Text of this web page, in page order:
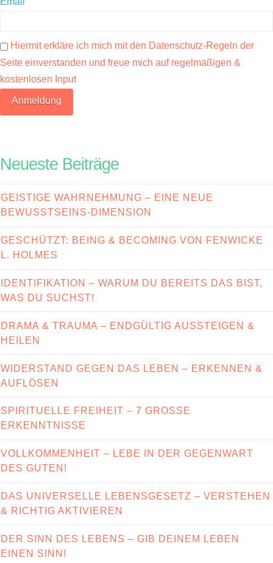
Hiermit erkläre ich mich mit den Datenschutz-Regeln der
Seite einverstanden und freue mich auf regelmäßigen &
kostenlosen Input
Neueste Beiträge
GEISTIGE WAHRNEHMUNG – EINE NEUE
BEWUSSTSEINS-DIMENSION
GESCHÜTZT: BEING & BECOMING VON FENWICKE
L. HOLMES
IDENTIFIKATION – WARUM DU BEREITS DAS BIST,
WAS DU SUCHST!
DRAMA & TRAUMA – ENDGÜLTIG AUSSTEIGEN &
HEILEN
WIDERSTAND GEGEN DAS LEBEN – ERKENNEN &
AUFLÖSEN
SPIRITUELLE FREIHEIT – 7 GROSSE E
RKENNTNISSE
VOLLKOMMENHEIT – LEBE IN DER GEGENWART
DES GUTEN!
DAS UNIVERSELLE LEBENSGESETZ – VERSTEHEN
& RICHTIG AKTIVIEREN
DER SINN DES LEBENS – GIB DEINEM LEBEN
EINEN SINN!